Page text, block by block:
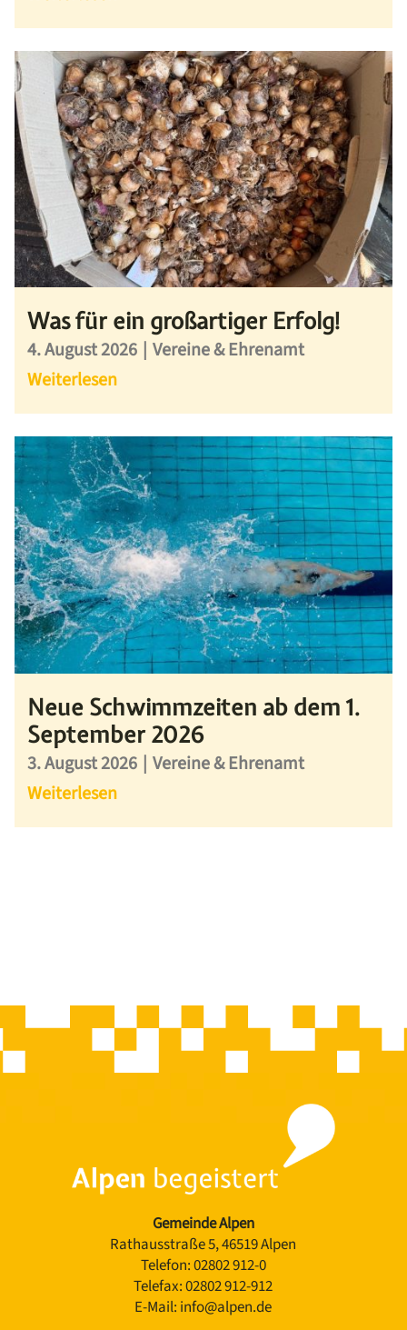
Was für ein großartiger Erfolg!
4. August 2026 | Vereine & Ehrenamt
Weiterlesen
Neue Schwimmzeiten ab dem 1.
September 2026
3. August 2026 | Vereine & Ehrenamt
Weiterlesen
Gemeinde Alpen
Rathausstraße 5, 46519 Alpen
Telefon:02802 912-0
Telefax:02802 912-912
E-Mail: info@alpen.de